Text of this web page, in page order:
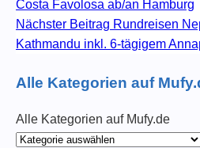
Costa Favolosa ab/an Hamburg
Nächster Beitrag Rundreisen
Kathmandu inkl. 6-tägigem
Alle Kategorien auf
Alle Kategorien auf Mufy.de